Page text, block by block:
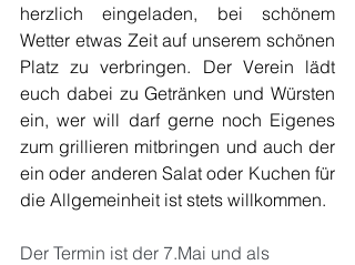
herzlich eingeladen, bei schönem
Wetter etwas Zeit auf unserem schönen
Platz zu verbringen. Der Verein lädt
euch dabei zu Getränken und Würsten
ein, wer will darf gerne noch Eigenes
zum grillieren mitbringen und auch der
ein oder anderen Salat oder Kuchen für
die Allgemeinheit ist stets willkommen.
Der Termin ist der 7.Mai und als